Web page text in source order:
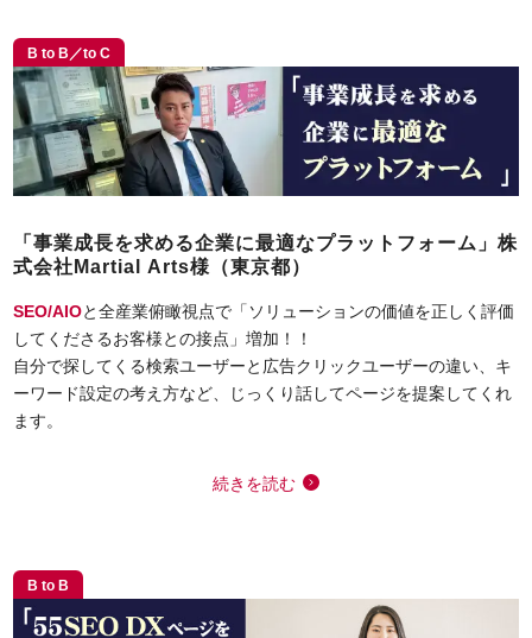
B to B／to C
「事業成長を求める企業に最適なプラットフォーム」株
式会社Martial Arts様（東京都）
SEO/AIOと全産業俯瞰視点で「ソリューションの価値を正しく評価
してくださるお客様との接点」増加！！
自分で探してくる検索ユーザーと広告クリックユーザーの違い、キ
ーワード設定の考え方など、じっくり話してページを提案してくれ
ます。
続きを読む
B to B